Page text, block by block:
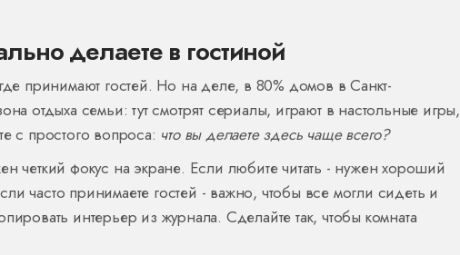
делаете в гостиной
принимают гостей. Но на деле, в 80% домов в Санкт-
отдыха семьи: тут смотрят сериалы, играют в настольные игры,
с простого вопроса: что вы делаете здесь чаще всего?
четкий фокус на экране. Если любите читать - нужен хороший
часто принимаете гостей - важно, чтобы все могли сидеть и
интерьер из журнала. Сделайте так, чтобы комната